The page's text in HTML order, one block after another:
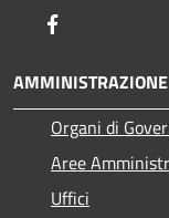
AMMINISTRAZIONE
Organi di
Aree
Uffici